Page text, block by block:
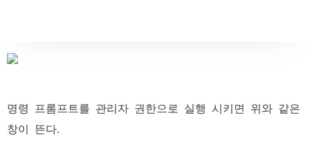
명령 프롬프트를 관리자 권한으로 실행 시키면 위와 같은
창이 뜬다.